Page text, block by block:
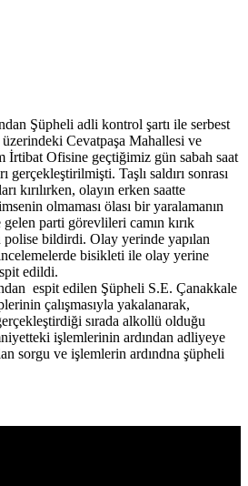
Şüpheli adli kontrol şartı ile serbest
Cevatpaşa Mahallesi ve
İrtibat Ofisine geçtiğimiz gün sabah saat
gerçekleştirilmişti. Taşlı saldırı sonrası
kırılırken, olayın erken saatte
olmaması ölası bir yaralamanın
parti görevlileri camın kırık
bildirdi. Olay yerinde yapılan
bisikleti ile olay yerine
edildi.
espit edilen Şüpheli S.E. Çanakkale
çalışmasıyla yakalanarak,
gerçekleştirdiği sırada alkollü olduğu
işlemlerinin ardından adliyeye
sorgu ve işlemlerin ardındna şüpheli